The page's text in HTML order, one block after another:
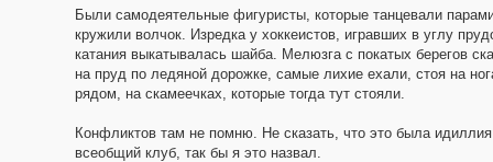
Были самодеятельные фигуристы, которые танцевали
кружили волчок. Изредка у хоккеистов, игравших в углу
катания выкатывалась шайба. Мелюзга с покатых берегов
на пруд по ледяной дорожке, самые лихие ехали, стоя на
рядом, на скамеечках, которые тогда тут стояли.
Конфликтов там не помню. Не сказать, что это была
всеобщий клуб, так бы я это назвал.